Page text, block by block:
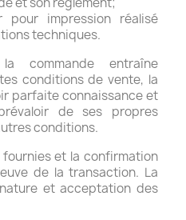
pour impression réalisé
techniques.
commande entraîne
conditions de vente, la
parfaite connaissance et
de ses propres
conditions.
fournies et la confirmation
de la transaction. La
et acceptation des